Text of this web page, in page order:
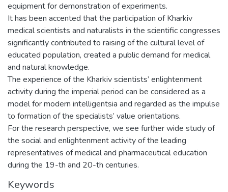
equipment for demonstration of experiments.
It has been accented that the participation of Kharkiv
medical scientists and naturalists in the scientific congresses
significantly contributed to raising of the cultural level of
educated population, created a public demand for medical
and natural knowledge.
The experience of the Kharkiv scientists’ enlightenment
activity during the imperial period can be considered as a
model for modern intelligentsia and regarded as the impulse
to formation of the specialists’ value orientations.
For the research perspective, we see further wide study of
the social and enlightenment activity of the leading
representatives of medical and pharmaceutical education
during the 19-th and 20-th centuries.
Keywords